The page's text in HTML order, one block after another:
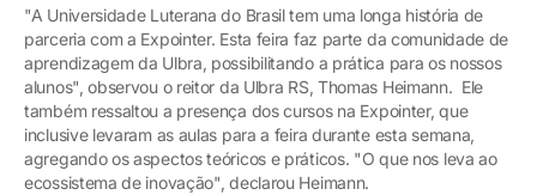
"A Universidade Luterana do Brasil tem uma longa história de
parceria com a Expointer. Esta feira faz parte da comunidade de
aprendizagem da Ulbra, possibilitando a prática para os nossos
alunos", observou o reitor da Ulbra RS, Thomas Heimann. Ele
também ressaltou a presença dos cursos na Expointer, que
inclusive levaram as aulas para a feira durante esta semana,
agregando os aspectos teóricos e práticos. "O que nos leva ao
ecossistema de inovação", declarou Heimann.